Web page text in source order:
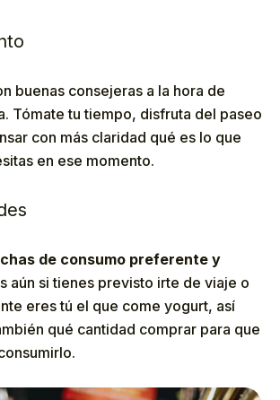
buenas consejeras a la hora de
Tómate tu tiempo, disfruta del paseo
con más claridad qué es lo que
en ese momento.
de consumo preferente y
aún si tienes previsto irte de viaje o
eres tú el que come yogurt, así
qué cantidad comprar para que